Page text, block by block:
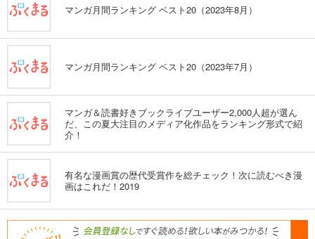
マンガ月間ランキング ベスト20（2023年8月）
マンガ月間ランキング ベスト20（2023年7月）
マンガ＆読書好きブックライブユーザー2,000人超が選ん
だ、この夏大注目のメディア化作品をランキング形式で紹
介！
有名な漫画賞の歴代受賞作を総チェック！次に読むべき漫
画はこれだ！2019